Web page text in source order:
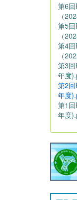
第6
（
第5
（
第4
（
第3
年度
第2
年度
第1
年度